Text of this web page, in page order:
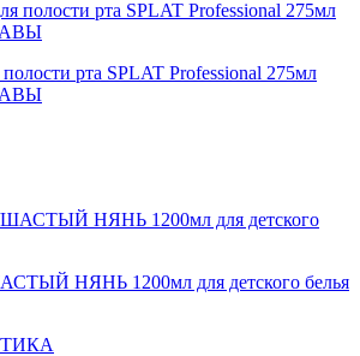
рта SPLAT Professional 275мл
НЯНЬ 1200мл для детского белья